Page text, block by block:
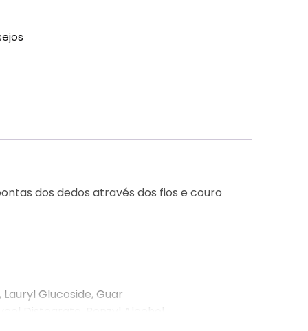
dos dedos através dos fios e couro
Glucoside, Guar
Distearate, Benzyl Alcohol,